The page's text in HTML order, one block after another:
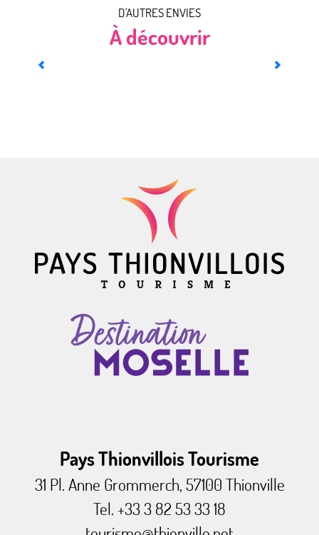
D'AUTRES ENVIES
À découvrir
Pays Thionvillois Tourisme
31 Pl. Anne Grommerch, 57100 Thionville
Tel. +33 3 82 53 33 18